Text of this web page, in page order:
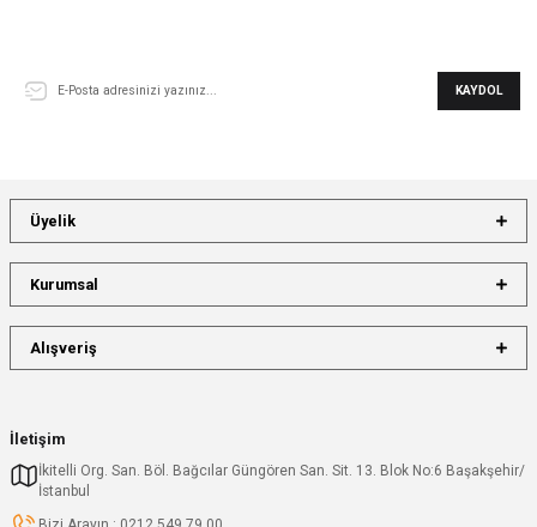
KAYDOL
İletişim
İkitelli Org. San. Böl. Bağcılar Güngören San. Sit. 13. Blok No:6 Başakşehir/
İstanbul
Üyelik
Kurumsal
Alışveriş